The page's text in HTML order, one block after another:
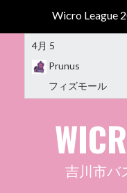
Wicro League
4月 5
Prunus
フィズモール
吉川市バ